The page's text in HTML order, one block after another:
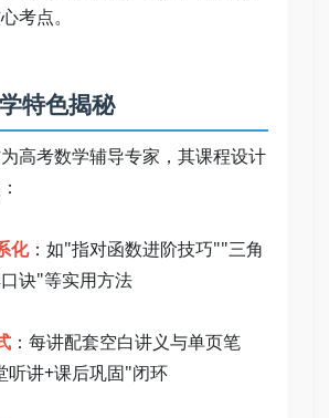
考点。
特色揭秘
高考数学辅导专家，其课程设计
化：如"指对函数进阶技巧""三角
诀"等实用方法
：每讲配套空白讲义与单页笔
听讲+课后巩固"闭环